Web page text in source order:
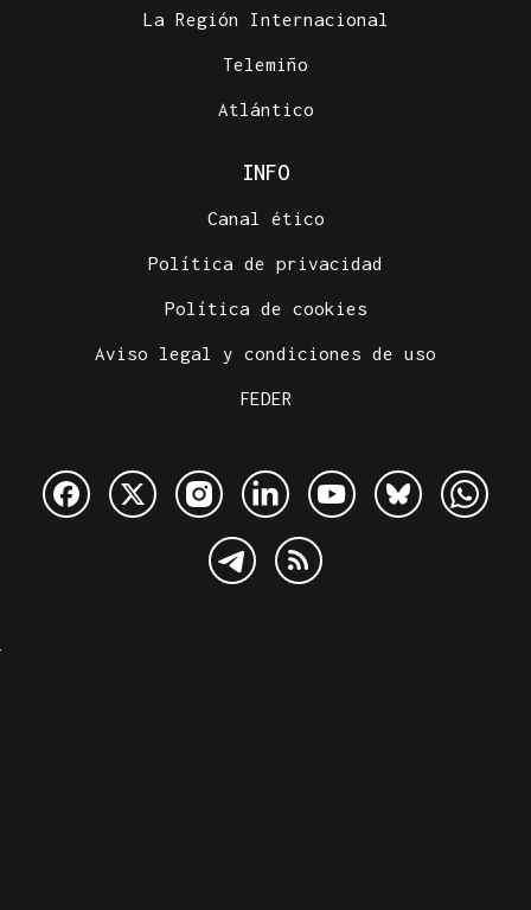
La Región Internacional
Telemiño
Atlántico
INFO
Canal ético
Política de privacidad
Política de cookies
Aviso legal y condiciones de uso
FEDER